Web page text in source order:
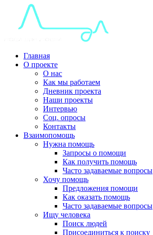
Главная
О проекте
О нас
Как мы работаем
Дневник проекта
Наши проекты
Интервью
Соц. опросы
Контакты
Взаимопомощь
Нужна помощь
Запросы о помощи
Как получить помощь
Часто задаваемые вопросы
Хочу помощь
Предложения помощи
Как оказать помощь
Часто задаваемые вопросы
Ищу человека
Поиск людей
Присоединиться к поиску